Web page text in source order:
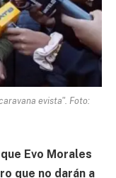
evista". Foto:
Evo Morales
que no darán a